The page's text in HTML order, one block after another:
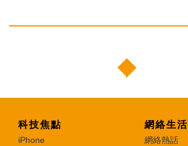
科技焦點
iPhone
網絡生活
網絡熱話